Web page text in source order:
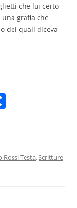
che lui certo
una grafia che
dei quali diceva
vi
Rossi Testa,Scritture